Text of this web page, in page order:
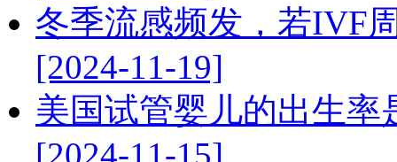
冬季流感频发，若IVF
[2024-11-19]
美国试管婴儿的出生